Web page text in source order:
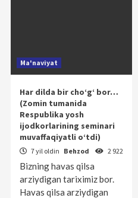
Ma'naviyat
Har dilda bir cho‘g‘ bor…
(Zomin tumanida
Respublika yosh
ijodkorlarining seminari
muvaffaqiyatli o‘tdi)
7 yil oldin Behzod 2 922
Bizning havas qilsa
arziydigan tariximiz bor.
Havas qilsa arziydigan